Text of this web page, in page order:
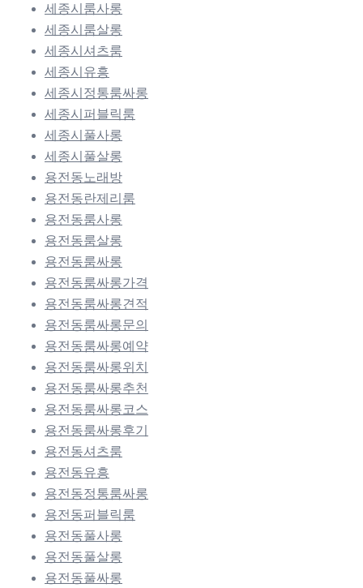
세종시룸사롱
세종시룸살롱
세종시셔츠룸
세종시유흥
세종시정통룸싸롱
세종시퍼블릭룸
세종시풀사롱
세종시풀살롱
용전동노래방
용전동란제리룸
용전동룸사롱
용전동룸살롱
용전동룸싸롱
용전동룸싸롱가격
용전동룸싸롱견적
용전동룸싸롱문의
용전동룸싸롱예약
용전동룸싸롱위치
용전동룸싸롱추천
용전동룸싸롱코스
용전동룸싸롱후기
용전동셔츠룸
용전동유흥
용전동정통룸싸롱
용전동퍼블릭룸
용전동풀사롱
용전동풀살롱
용전동풀싸롱